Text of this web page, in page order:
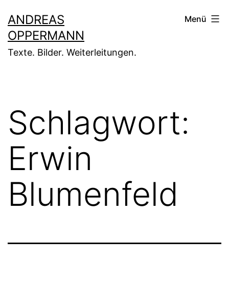
Inhalt
springen
ANDREAS
OPPERMANN
Texte. Bilder. Weiterleitungen.
Menü
Schlagwort:
Erwin
Blumenfeld